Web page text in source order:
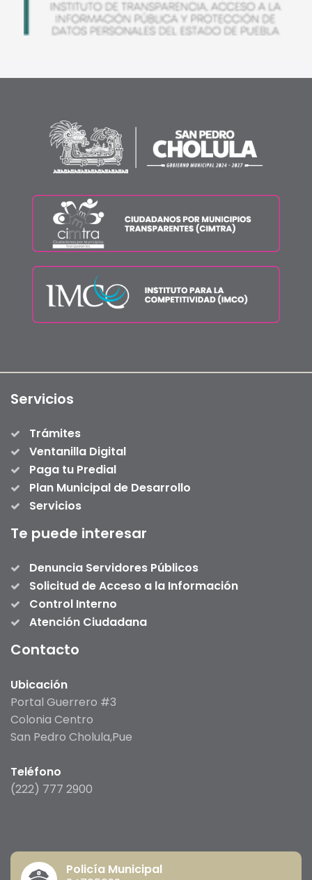
Servicios
Trámites
Ventanilla Digital
Paga tu Predial
Plan Municipal de Desarrollo
Servicios
Te puede interesar
Denuncia Servidores Públicos
Solicitud de Acceso a la Información
Control Interno
Atención Ciudadana
Contacto
Ubicación
Portal Guerrero #3
Colonia Centro
San Pedro Cholula,Pue
Teléfono
(222) 777 2900
Policía Municipal